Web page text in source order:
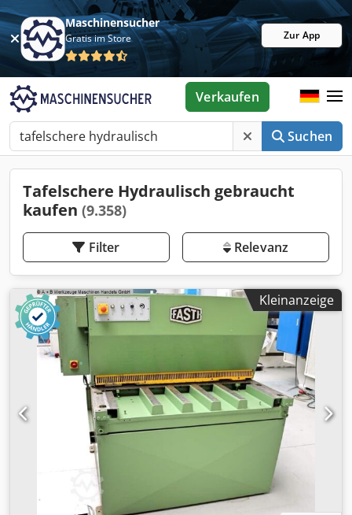
Maschinensucher
Gratis im Store Zur App
Suchen
Verkaufen
Tafelschere Hydraulisch gebraucht
kaufen (9.358)
Filter Relevanz
Kleinanzeige